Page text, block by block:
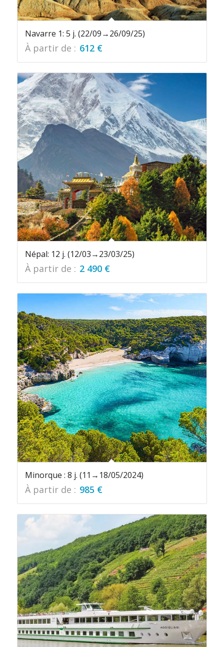
Navarre 1: 5 j. (22/09→26/09/25)
À partir de : 612 €
Népal: 12 j. (12/03→23/03/25)
À partir de : 2 490 €
Minorque : 8 j. (11→18/05/2024)
À partir de : 985 €